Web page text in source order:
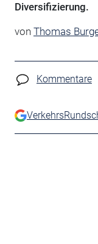
Diversifizierung.
von Thomas
Kommentare